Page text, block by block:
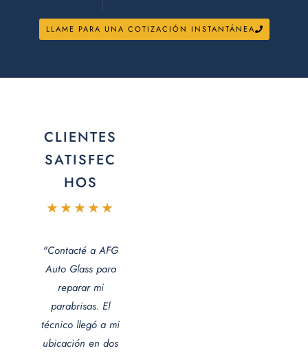
LLAME PARA UNA COTIZACIÓN INSTANTÁNEA
CLIENTES
SATISFEC
HOS
★★★★★
"Contacté a AFG
Auto Glass para
reparar mi
parabrisas. El
técnico llegó a mi
ubicación en dos